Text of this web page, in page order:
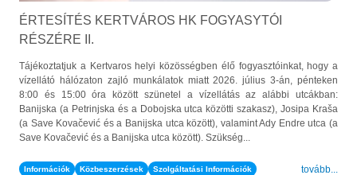
ÉRTESÍTÉS KERTVÁROS HK FOGYASYTÓI
RÉSZÉRE II.
Tájékoztatjuk a Kertvaros helyi közösségben élő fogyasztóinkat, hogy a
vízellátó hálózaton zajló munkálatok miatt 2026. július 3-án, pénteken
8:00 és 15:00 óra között szünetel a vízellátás az alábbi utcákban:
Banijska (a Petrinjska és a Dobojska utca közötti szakasz), Josipa Kraša
(a Save Kovačević és a Banijska utca között), valamint Ady Endre utca (a
Save Kovačević és a Banijska utca között). Szükség...
Információk Közbeszerzések Szolgáltatási Információk tovább...